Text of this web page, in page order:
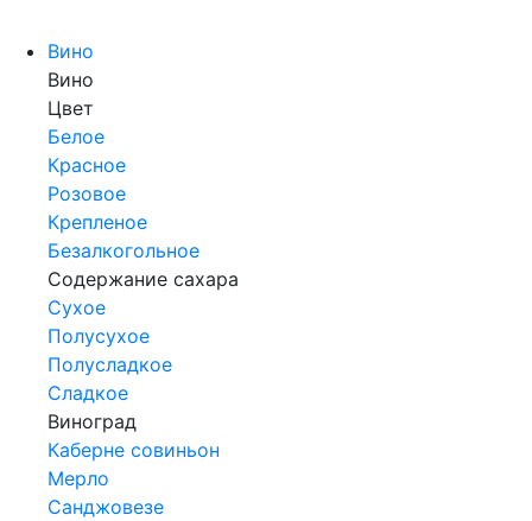
Вино
Вино
Цвет
Белое
Красное
Розовое
Крепленое
Безалкогольное
Содержание сахара
Сухое
Полусухое
Полусладкое
Сладкое
Виноград
Каберне совиньон
Мерло
Санджовезе